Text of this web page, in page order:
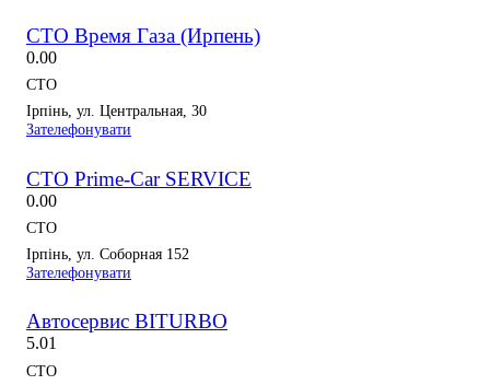
СТО Время Газа (Ирпень)
0.00
СТО
Ірпінь, ул. Центральная, 30
Зателефонувати
СТО Prime-Car SERVICE
0.00
СТО
Ірпінь, ул. Соборная 152
Зателефонувати
Автосервис BITURBO
5.01
СТО